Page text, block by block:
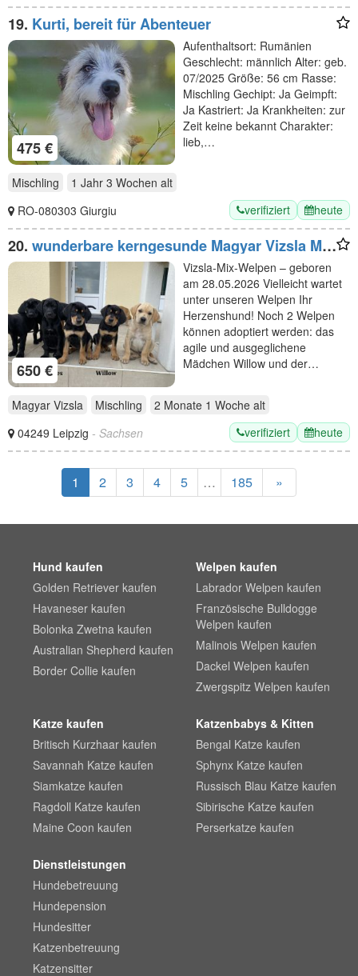
19. Kurti, bereit für Abenteuer
475 €
Aufenthaltsort: Rumänien
Geschlecht: männlich Alter: geb.
07/2025 Größe: 56 cm Rasse:
Mischling Gechipt: Ja Geimpft:
Ja Kastriert: Ja Krankheiten: zur
Zeit keine bekannt Charakter:
lieb,…
Mischling 1 Jahr 3 Wochen alt
RO-080303 Giurgiu
verifiziert heute
20. wunderbare kerngesunde Magyar Vizsla Mix
Welpen - perfekte Familienhunde
650 €
Vizsla-Mix-Welpen – geboren
am 28.05.2026 Vielleicht wartet
unter unseren Welpen Ihr
Herzenshund! Noch 2 Welpen
können adoptiert werden: das
agile und ausgeglichene
Mädchen Willow und der…
Magyar Vizsla Mischling 2 Monate 1 Woche alt
04249 Leipzig - Sachsen verifiziert heute
1 2 3 4 5 … 185 »
Hund kaufen
Golden Retriever kaufen
Havaneser kaufen
Bolonka Zwetna kaufen
Australian Shepherd kaufen
Border Collie kaufen
Welpen kaufen
Labrador Welpen kaufen
Französische Bulldogge
Welpen kaufen
Malinois Welpen kaufen
Dackel Welpen kaufen
Zwergspitz Welpen kaufen
Katze kaufen
Britisch Kurzhaar kaufen
Savannah Katze kaufen
Siamkatze kaufen
Ragdoll Katze kaufen
Maine Coon kaufen
Katzenbabys & Kitten
Bengal Katze kaufen
Sphynx Katze kaufen
Russisch Blau Katze kaufen
Sibirische Katze kaufen
Perserkatze kaufen
Dienstleistungen
Hundebetreuung
Hundepension
Hundesitter
Katzenbetreuung
Katzensitter